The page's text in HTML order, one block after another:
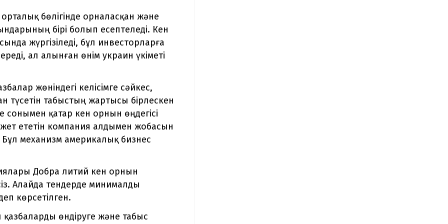
бөлігінде орналасқан және
бірі болып есептеледі. Кен
жүргізіледі, бұл инвесторларға
ал алынған өнім украин үкіметі
жөніндегі келісімге сәйкес,
түсетін табыстың жартысы бірлескен
сонымен қатар кен орнын өңдегісі
ететін компания алдымен жобасын
механизм америкалық бизнес
Добра литий кен орнын
Алайда тендерде минималды
көрсетілген.
өндіруге және табыс